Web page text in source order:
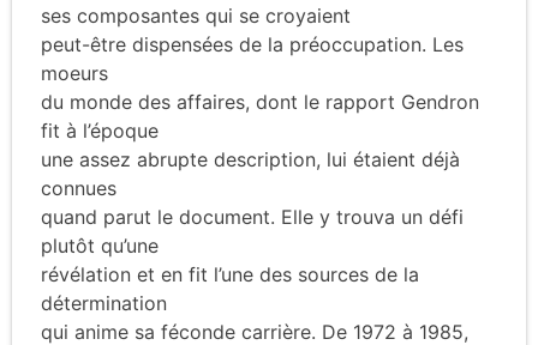
ses composantes qui se croyaient
peut-être dispensées de la préoccupation. Les
moeurs
du monde des affaires, dont le rapport Gendron
fit à l’époque
une assez abrupte description, lui étaient déjà
connues
quand parut le document. Elle y trouva un défi
plutôt qu’une
révélation et en fit l’une des sources de la
détermination
qui anime sa féconde carrière. De 1972 à 1985,